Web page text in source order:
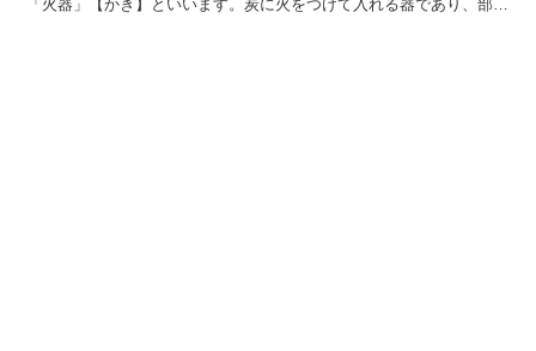
「火器」【かき】といいます。炭に火をつけて入れる器であり、部屋